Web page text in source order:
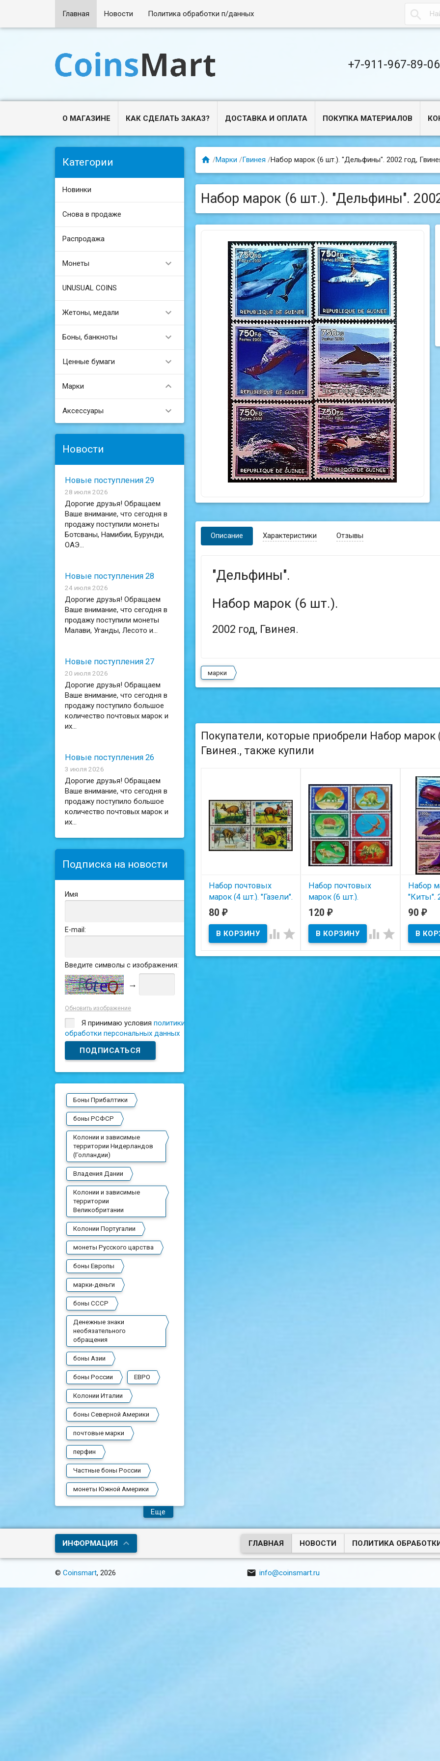
Главная Новости Политика обработки п/данных 
+7-911-967-89-06
О МАГАЗИНЕ КАК СДЕЛАТЬ ЗАКАЗ? ДОСТАВКА И ОПЛАТА ПОКУПКА МАТЕРИАЛОВ
Категории
Новинки
Снова в продаже
Распродажа
Монеты 
UNUSUAL COINS
Жетоны, медали 
Боны, банкноты 
Ценные бумаги 
Марки 
Аксессуары 
Новости
Новые поступления 29
28 июля 2026
Дорогие друзья! Обращаем
Ваше внимание, что сегодня в
продажу поступили монеты
Ботсваны, Намибии, Бурунди,
ОАЭ...
Новые поступления 28
24 июля 2026
Дорогие друзья! Обращаем
Ваше внимание, что сегодня в
продажу поступили монеты
Малави, Уганды, Лесото и...
Новые поступления 27
20 июля 2026
Дорогие друзья! Обращаем
Ваше внимание, что сегодня в
продажу поступило большое
количество почтовых марок и
их...
Новые поступления 26
3 июля 2026
Дорогие друзья! Обращаем
Ваше внимание, что сегодня в
продажу поступило большое
количество почтовых марок и
их...
Подписка на новости
Имя
E-mail:
Введите символы с изображения:
→
Обновить изображение
Я принимаю условияполитики
обработки персональных данных
Боны Прибалтики
боны РСФСР
Колонии и зависимые
территории Нидерландов
(Голландии)
Владения Дании
Колонии и зависимые
территории
Великобритании
Колонии Португалии
монеты Русского царства
боны Европы
марки-деньги
боны СССР
Денежные знаки
необязательного
обращения
боны Азии
боны России ЕВРО
Колонии Италии
боны Северной Америки
почтовые марки
перфин
Частные боны России
монеты Южной Америки
Еще
 /Марки /Гвинея /Набор марок (6 шт.). "Дельфины". 2002 год,
Набор марок (6 шт.). "Дельфины".
Описание Характеристики Отзывы
"Дельфины".
Набор марок (6 шт.).
2002 год, Гвинея.
марки
Покупатели, которые приобрели Набор
Гвинея., также купили
Набор почтовых
марок (4 шт.). "Газели".
1990 год, Монголия.
В наличии
80 ₽
 
Набор почтовых
марок (6 шт.).
"Доисторические
Болгария.
120 ₽
 
Набор
"Киты".
Гвинея.
В
90 ₽
ИНФОРМАЦИЯ ГЛАВНАЯ НОВОСТИ ПОЛИТИКА
©Coinsmart, 2026  info@coinsmart.ru